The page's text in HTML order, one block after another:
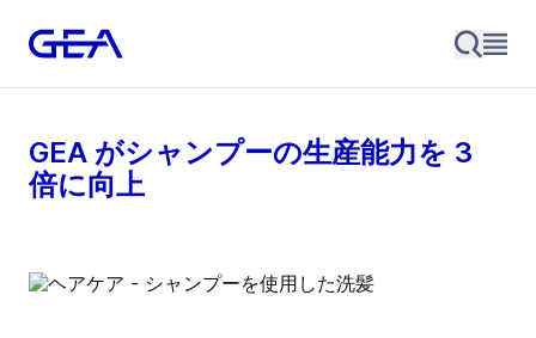
GEA がシャンプーの生産能力を 3
倍に向上